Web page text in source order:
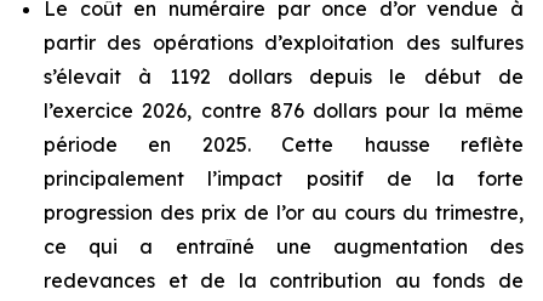
Le coût en numéraire par once d’or vendue à
partir des opérations d’exploitation des sulfures
s’élevait à 1192 dollars depuis le début de
l’exercice 2026, contre 876 dollars pour la même
période en 2025. Cette hausse reflète
principalement l’impact positif de la forte
progression des prix de l’or au cours du trimestre,
ce qui a entraîné une augmentation des
redevances et de la contribution au fonds de